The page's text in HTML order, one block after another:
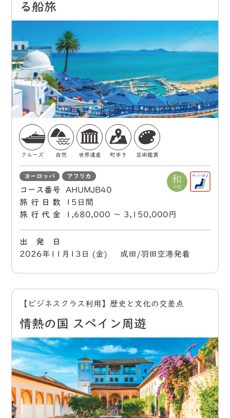
る船旅
クルーズ 自然 世界遺産 町歩き 芸術鑑賞
ヨーロッパ アフリカ
コース番号
AHUMJB40
旅行日数
15日間
旅行代金
1,680,000 〜 3,150,000円
出 発 日
2026年11月13日 (金) 成田/羽田空港発着
【ビジネスクラス利用】歴史と文化の交差点
情熱の国 スペイン周遊